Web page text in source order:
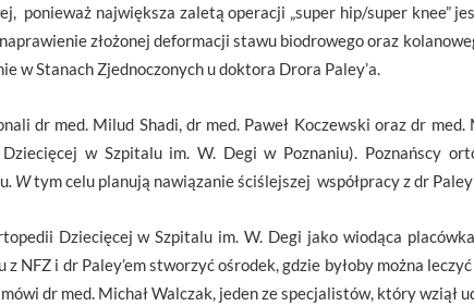
ponieważ największa zaletą operacji „super hip/super knee”
złożonej deformacji stawu biodrowego oraz
w Stanach Zjednoczonych u doktora Drora Paley’a.
dr med. Milud Shadi, dr med. Paweł Koczewski oraz dr med.
w Szpitalu im. W. Degi w Poznaniu). Poznańscy
. Wtym celu planują nawiązanie ściślejszej współpracy z dr
Dziecięcej w Szpitalu im. W. Degi jako wiodąca
z NFZ i dr Paley’em stworzyć ośrodek, gdzie byłoby można
dr med. Michał Walczak, jeden ze specjalistów, który wziął